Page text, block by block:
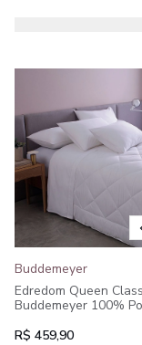
Buddemeyer
Edredom Queen
Buddemeyer 100%
R$ 459,90